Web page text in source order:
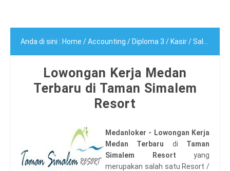
Anda di sini : Home /Accounting / Diploma 3 / Kasir/Sales
Lowongan Kerja Medan
Terbaru di Taman Simalem
Resort
Medanloker - Lowongan Kerja
Medan Terbaru di Taman
Simalem Resort yang
merupakan salah satu Resort /